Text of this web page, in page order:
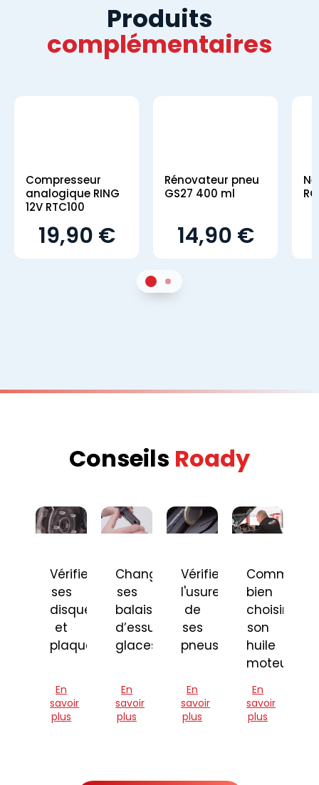
Produits
complémentaires
Compresseur
analogique RING
12V RTC100
19,90 €
Rénovateur pneu
GS27 400 ml
14,90 €
Sur 22Sur 2
Conseils Roady
Vérifier
ses
disques
et
plaquettes
En
savoir
plus
Changer
ses
balais
d’essuie-
glaces
En
savoir
plus
Vérifier
l'usure
de
ses
pneus
En
savoir
plus
Comment
bien
choisir
son
huile
moteur
En
savoir
plus